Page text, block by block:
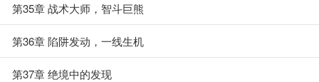
第35章 战术大师，智斗巨熊
第36章 陷阱发动，一线生机
第37章 绝境中的发现